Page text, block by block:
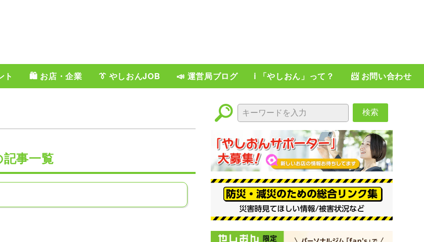
ト 🛍️ お店・企業 👔 やしおんJOB 📣 運営局ブログ ℹ️ 「やしおん」って？ 📨 お問い合わせ
記事一覧
検索